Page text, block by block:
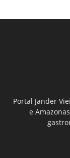
Portal Jander
e